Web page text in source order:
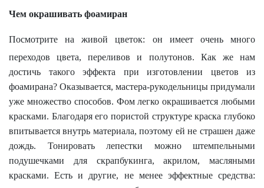
Чем окрашивать фоамиран
Посмотрите на живой цветок: он имеет очень много
переходов цвета, переливов и полутонов. Как же нам
достичь такого эффекта при изготовлении цветов из
фоамирана? Оказывается, мастера-рукодельницы придумали
уже множество способов. Фом легко окрашивается любыми
красками. Благодаря его пористой структуре краска глубоко
впитывается внутрь материала, поэтому ей не страшен даже
дождь. Тонировать лепестки можно штемпельными
подушечками для скрапбукинга, акрилом, масляными
красками. Есть и другие, не менее эффектные средства: